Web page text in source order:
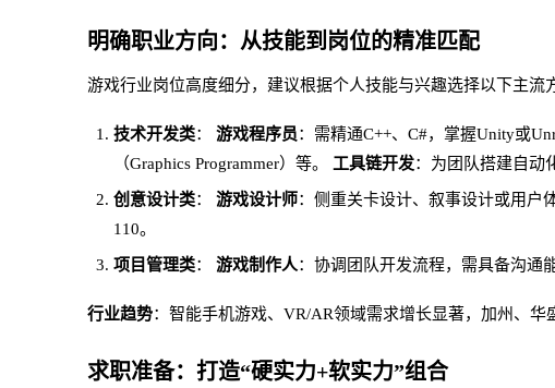
明确职业方向：从技能到岗位的精准匹配
游戏行业岗位高度细分，建议根据个人技能与兴趣选择以下主流
技术开发类： 游戏程序员：需精通C++、C#，掌握Unity或
（Graphics Programmer）等。
工具链开发：为团队搭建自动
创意设计类： 游戏设计师：侧重关卡设计、叙事设计或用户
110。
项目管理类： 游戏制作人：协调团队开发流程，需具备沟通
行业趋势：智能手机游戏、VR/AR领域需求增长显著，加州、华
求职准备：打造“硬实力+软实力”组合